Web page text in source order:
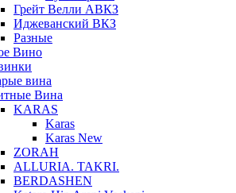
Грейт Велли АВКЗ
Иджеванский ВКЗ
Разные
Вино
вина
Вина
KARAS
Karas
Karas New
ZORAH
ALLURIA. TAKRI.
BERDASHEN